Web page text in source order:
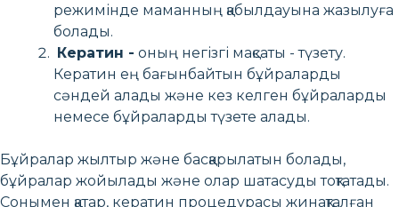
режимінде маманның қабылдауына жазылуға
болады.
Кератин - оның негізгі мақсаты - түзету.
Кератин ең бағынбайтын бұйраларды
сәндей алады және кез келген бұйраларды
немесе бұйраларды түзете алады.
Бұйралар жылтыр және басқарылатын болады,
бұйралар жойылады және олар шатасуды тоқтатады.
Сонымен қатар, кератин процедурасы жинақталған